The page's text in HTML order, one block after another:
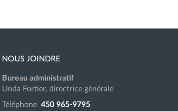
NOUS JOINDRE
Bureau administratif
Linda Fortier, directrice générale
Téléphone 450 965-9795